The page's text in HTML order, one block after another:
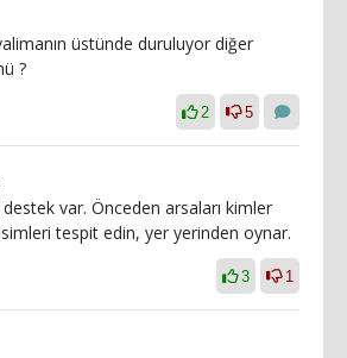
üstünde duruluyor diğer
?
2 5
var. Önceden arsaları kimler
tespit edin, yer yerinden oynar.
3 1